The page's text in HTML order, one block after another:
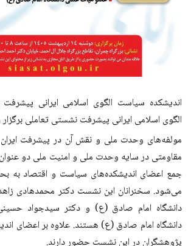
اندیشکده سیاست الگوی اسلامی ایرانی
الگوی اسلامی ایرانی پیشرفت نشستی تعاملی
مولفه‌های وحدت ملی و نقش آن در پیشرفت
مقاومتی در سایه وحدت ملی و امنیت ملی دو
جمع اعضای اندیشکده‌های سیاست و اقتصاد به
می‌شود. سخنرانان این نشست دکتر محمدهادی
دانشگاه امام صادق (ع) و دکتر سیدجواد
دانشگاه امام صادق (ع) هستند. علاوه بر اعضای
پژوهشگران در این نشست حضور دارند.